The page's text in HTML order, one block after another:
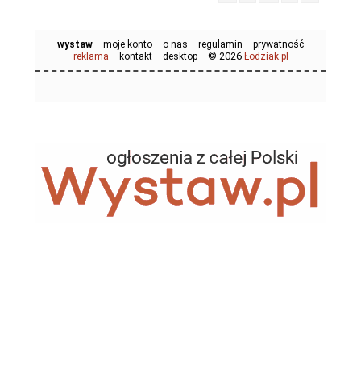
wystaw moje konto o nas regulamin
prywatność
reklama
kontakt desktop © 2026 Łodziak.pl